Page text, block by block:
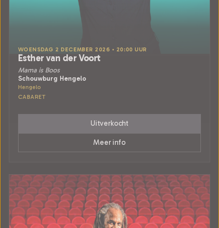
WOENSDAG 2 DECEMBER 2026 • 20:00 UUR
Esther van der Voort
Mama is Boos
Schouwburg Hengelo
Hengelo
CABARET
Uitverkocht
Meer info